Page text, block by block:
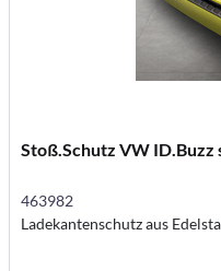
Stoß.Schutz VW ID.Buzz
463982
Ladekantenschutz aus